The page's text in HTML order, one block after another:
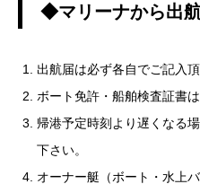
◆マリーナから出
出航届は必ず各自でご記入
ボート免許・船舶検査証書
帰港予定時刻より遅くなる
下さい。
オーナー艇（ボート・水上